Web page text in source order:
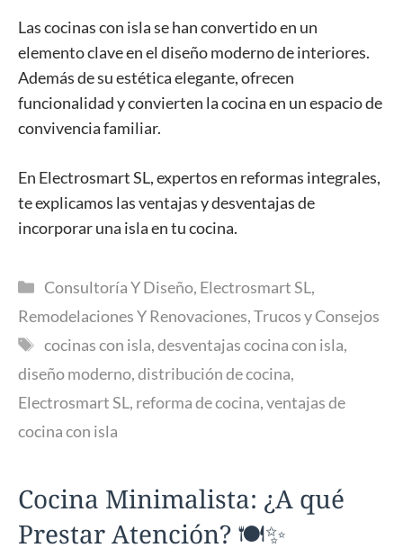
Las cocinas con isla se han convertido en un
elemento clave en el diseño moderno de interiores.
Además de su estética elegante, ofrecen
funcionalidad y convierten la cocina en un espacio de
convivencia familiar.
En Electrosmart SL, expertos en reformas integrales,
te explicamos las ventajas y desventajas de
incorporar una isla en tu cocina.
Categorías
Consultoría Y Diseño, Electrosmart SL,
Remodelaciones Y Renovaciones,Trucos y Consejos
Etiquetas
cocinas con isla,desventajas cocina con isla,
diseño moderno,distribución de cocina,
Electrosmart SL, reforma de cocina,ventajas de
cocina con isla
Cocina Minimalista: ¿A qué
Prestar Atención? 🍽️✨